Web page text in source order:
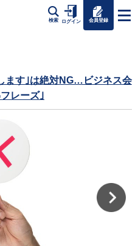
検索 ログイン 会員登録
ます｣は絶対NG…ビジネス会
レーズ｣